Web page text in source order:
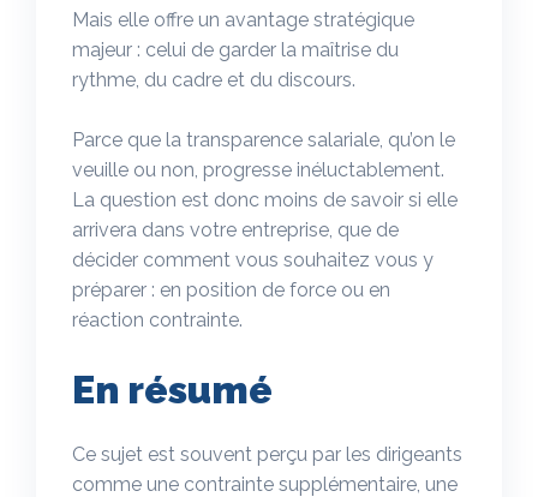
Mais elle offre un avantage stratégique
majeur : celui de garder la maîtrise du
rythme, du cadre et du discours.
Parce que la transparence salariale, qu’on le
veuille ou non, progresse inéluctablement.
La question est donc moins de savoir si elle
arrivera dans votre entreprise, que de
décider comment vous souhaitez vous y
préparer : en position de force ou en
réaction contrainte.
En résumé
Ce sujet est souvent perçu par les dirigeants
comme une contrainte supplémentaire, une